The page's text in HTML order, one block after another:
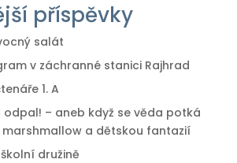
příspěvky
salát
v záchranné stanici Rajhrad
1. A
odpal! – aneb když se věda potká
marshmallow a dětskou fantazií
družině